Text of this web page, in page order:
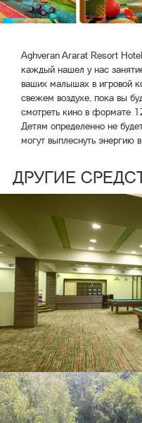
Aghveran Ararat Resort
каждый нашел у нас
ваших малышах в игровой
свежем воздухе, пока вы
смотреть кино в формате
Детям определенно не
могут выплеснуть энергию
ДРУГИЕ